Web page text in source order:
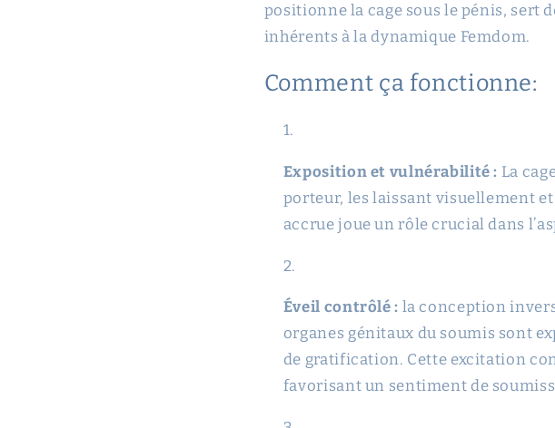
positionne la cage sous le pénis, sert
inhérents à la dynamique Femdom.
Comment ça fonctionne:
Exposition et vulnérabilité : La
porteur, les laissant visuellement
accrue joue un rôle crucial dans
Éveil contrôlé : la conception
organes génitaux du soumis sont
de gratification. Cette excitation
favorisant un sentiment de